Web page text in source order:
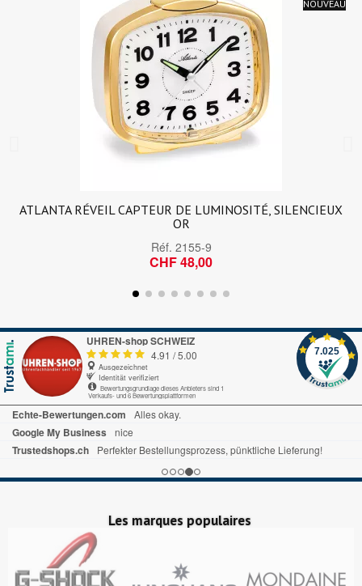
NOUVEAU
ATLANTA RÉVEIL CAPTEUR DE LUMINOSITÉ, SILENCIEUX
OR
Réf. 2155-9
CHF 48,00
UHREN-shop SCHWEIZ
4.91 /5.00
Ausgezeichnet
Identität verifiziert
Bewertungsgrundlage dieses Anbieters sind 1
Verkaufs- und 6 Bewertungsplattformen
7.025
Echte-Bewertungen.com Alles okay.
Google My Business nice
Trustedshops.ch Perfekter Bestellungsprozess, pünktliche Lieferung!
Les marques populaires